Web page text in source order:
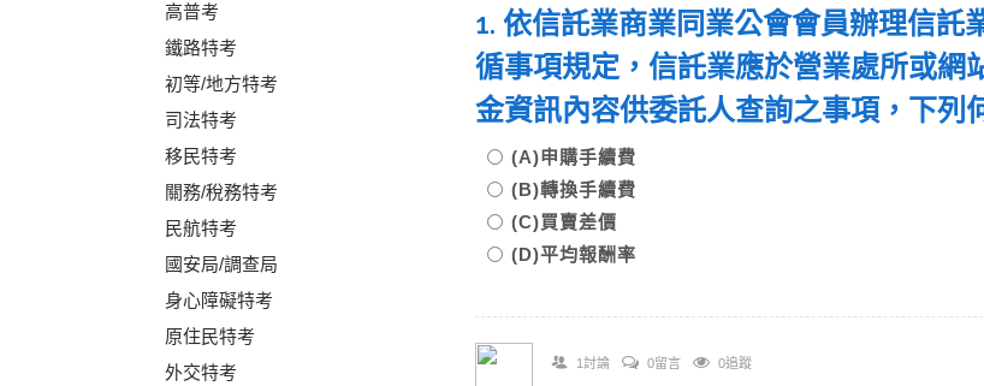
高普考
鐵路特考
初等/地方特考
司法特考
移民特考
關務/稅務特考
民航特考
國安局/調查局
身心障礙特考
原住民特考
外交特考
1. 依信託業商業同業公會會員辦理信託
循事項規定，信託業應於營業處所或網
金資訊內容供委託人查詢之事項，下列
(A)申購手續費
(B)轉換手續費
(C)買賣差價
(D)平均報酬率
1討論 0留言 0追蹤